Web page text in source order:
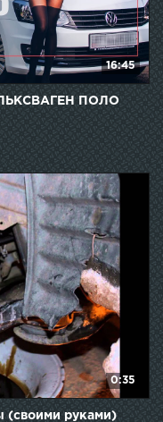
16:45
ПОЛО
0:35
(своими руками)